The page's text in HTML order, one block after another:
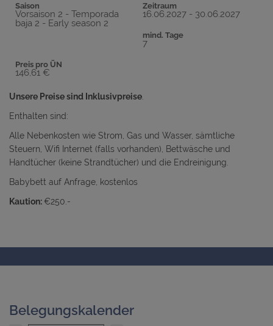
Saison
Vorsaison 2 - Temporada
baja 2 - Early season 2
Zeitraum
16.06.2027 - 30.06.2027
mind. Tage
7
Preis pro ÜN
146,61 €
Unsere Preise sind Inklusivpreise
Enthalten sind:
Alle Nebenkosten wie Strom, Gas und Wasser, sämtliche
Steuern, Wifi Internet (falls vorhanden), Bettwäsche und
Handtücher (keine Strandtücher) und die Endreinigung.
Babybett auf Anfrage, kostenlos
Kaution:€250.-
Belegungskalender